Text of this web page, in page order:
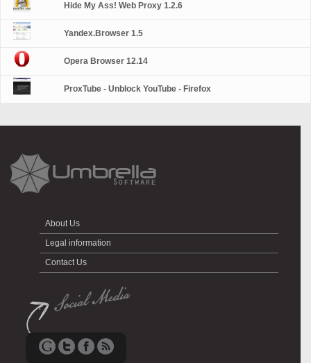
Hide My Ass! Web Proxy 1.2.6
Yandex.Browser 1.5
Opera Browser 12.14
ProxTube - Unblock YouTube - Firefox
About Us
Legal information
Contact Us